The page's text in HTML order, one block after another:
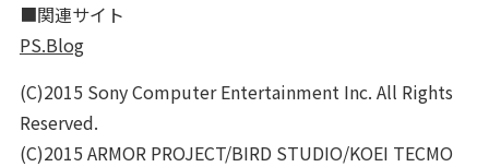
■関連サイト
PS.Blog
(C)2015 Sony Computer Entertainment Inc. All Rights
Reserved.
(C)2015 ARMOR PROJECT/BIRD STUDIO/KOEI TECMO